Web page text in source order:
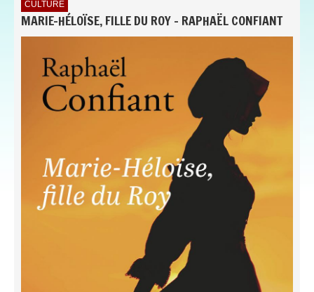
CULTURE
MARIE-HÉLOÏSE, FILLE DU ROY - RAPHAËL CONFIANT